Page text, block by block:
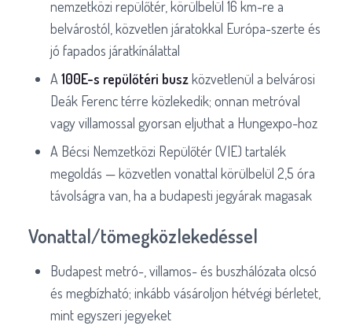
nemzetközi repülőtér, körülbelül 16 km-re a
belvárostól, közvetlen járatokkal Európa-szerte és
jó fapados járatkínálattal
A 100E-s repülőtéri buszközvetlenül a belvárosi
Deák Ferenc térre közlekedik; onnan metróval
vagy villamossal gyorsan eljuthat a Hungexpo-hoz
A Bécsi Nemzetközi Repülőtér (VIE) tartalék
megoldás — közvetlen vonattal körülbelül 2,5 óra
távolságra van, ha a budapesti jegyárak magasak
Vonattal/tömegközlekedéssel
Budapest metró-, villamos- és buszhálózata olcsó
és megbízható; inkább vásároljon hétvégi bérletet,
mint egyszeri jegyeket